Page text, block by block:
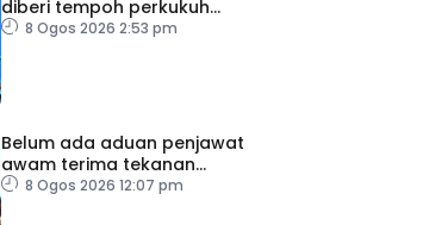
diberi tempoh perkukuh
sistem moderasi
8 Ogos 2026 2:53 pm
Belum ada aduan penjawat
awam terima tekanan
daripada ahli politik
8 Ogos 2026 12:07 pm